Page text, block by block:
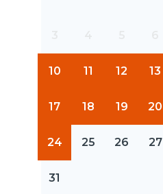
10 11 12 13
17 18 19 20
24 25 26 27
31